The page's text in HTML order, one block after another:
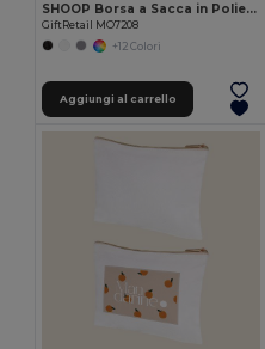
SHOOP Borsa a Sacca in Poliestere per Escursioni
GiftRetail MO7208
+12 Colori
Aggiungi al carrello